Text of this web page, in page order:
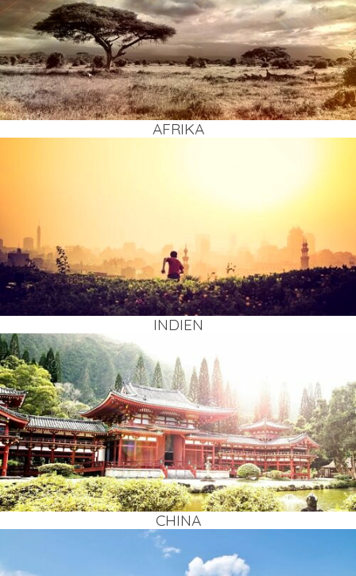
AFRI­KA
INDI­EN
CHI­NA